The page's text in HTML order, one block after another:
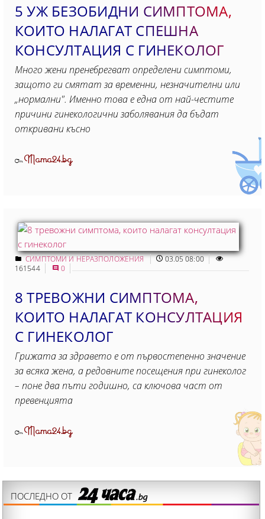
5 УЖ БЕЗОБИДНИ СИМПТОМА,
КОИТО НАЛАГАТ СПЕШНА
КОНСУЛТАЦИЯ С ГИНЕКОЛОГ
Много жени пренебрегват определени симптоми,
защото ги смятат за временни, незначителни или
„нормални". Именно това е една от най-честите
причини гинекологични заболявания да бъдат
откривани късно
ОтMama24.bg
СИМПТОМИ И НЕРАЗПОЛОЖЕНИЯ
03.05 08:00
161544
0
8 ТРЕВОЖНИ СИМПТОМА,
КОИТО НАЛАГАТ КОНСУЛТАЦИЯ
С ГИНЕКОЛОГ
Грижата за здравето е от първостепенно значение
за всяка жена, а редовните посещения при гинеколог
– поне два пъти годишно, са ключова част от
превенцията
ОтMama24.bg
ПОСЛЕДНО ОТ